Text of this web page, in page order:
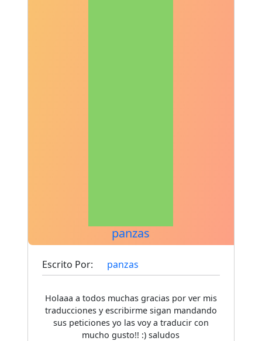
panzas
Escrito Por: panzas
Holaaa a todos muchas gracias por ver mis
traducciones y escribirme sigan mandando
sus peticiones yo las voy a traducir con
mucho gusto!! :) saludos